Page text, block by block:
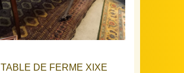
TABLE DE FERME XIXE